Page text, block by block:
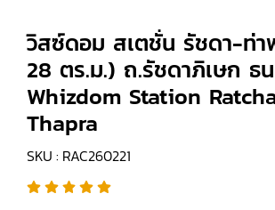
วิสซ์ดอม สเตชั่น รัชดา-ท่า
28 ตร.ม.) ถ.รัชดาภิเษก ธ
Whizdom Station
Thapra
SKU : RAC260221